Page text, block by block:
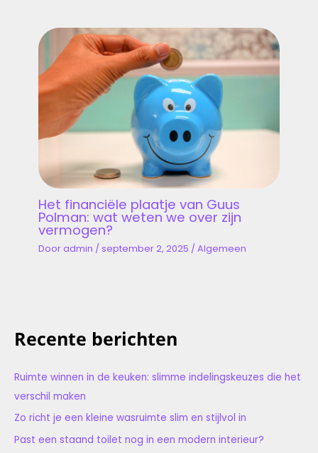
Het financiële plaatje van Guus
Polman: wat weten we over zijn
vermogen?
Dooradmin /september 2, 2025 /Algemeen
Recente berichten
Ruimte winnen in de keuken: slimme indelingskeuzes die het
verschil maken
Zo richt je een kleine wasruimte slim en stijlvol in
Past een staand toilet nog in een modern interieur?